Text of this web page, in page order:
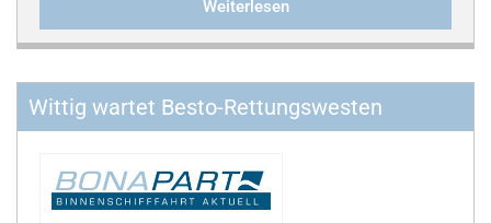
Weiterlesen
Wittig wartet Besto-Rettungswesten